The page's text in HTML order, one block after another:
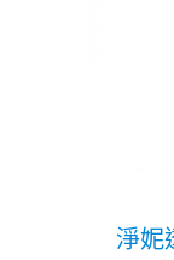
淨妮